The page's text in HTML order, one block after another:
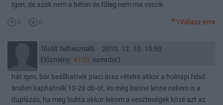
Igen, de azok nem a béten és főleg nem ma veszik
0 0 Válasz erre
Törölt felhasználó
2010. 12. 10. 10:50
Előzmény: #155 exmnbs1
hát igen, bár beállhatnék piaci áras vételre akkor a holnapi felső
limiten kaphatnék 10-20 db-ot, és még benne lenne nekem is a
duplázás, ha meg bukta akkor leírom a veszteségek közé azt az